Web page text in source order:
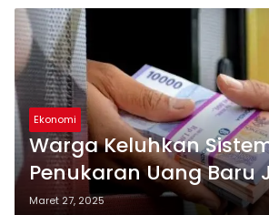
Ekonomi
Warga Keluhkan
Penukaran Uang Baru
Lebaran
Maret 27, 2025